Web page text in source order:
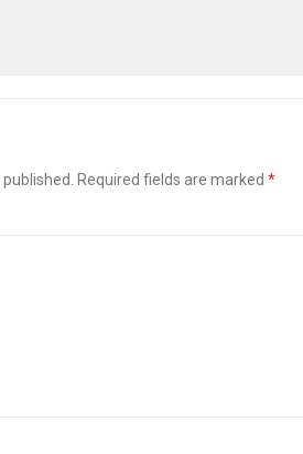
Required fields are marked *